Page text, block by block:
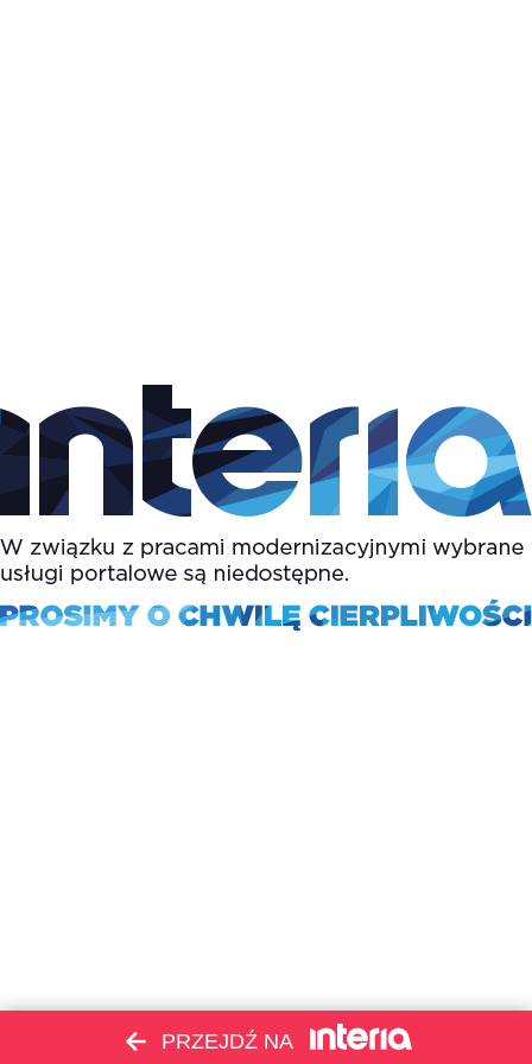
PRZEJDŹ NA